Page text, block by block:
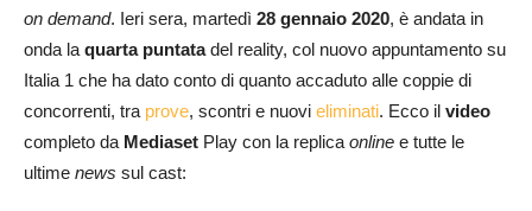
on demand. Ieri sera, martedì 28 gennaio 2020, è andata in
onda laquarta puntatadel reality, col nuovo appuntamento su
Italia 1 che ha dato conto di quanto accaduto alle coppie di
concorrenti, tra prove, scontri e nuovi eliminati. Ecco il video
completo da Mediaset Play con la replicaonline e tutte le
ultime news sul cast: